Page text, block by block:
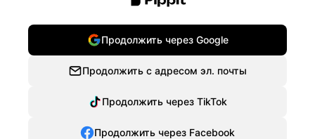
Продолжить через Google
Продолжить с адресом эл. почты
Продолжить через TikTok
Продолжить через Facebook